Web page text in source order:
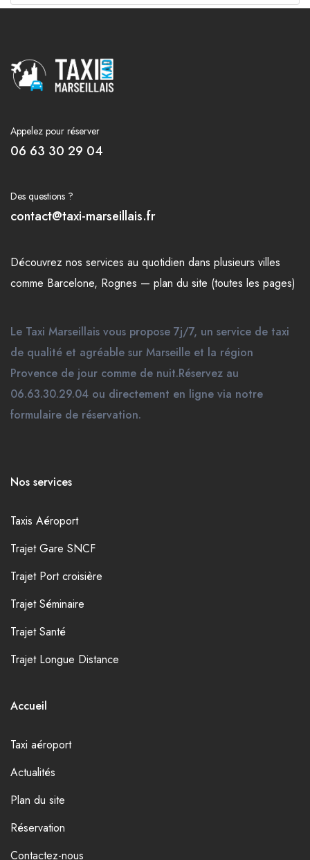
Appelez pour réserver
06 63 30 29 04
Des questions ?
contact@taxi-marseillais.fr
Découvrez nos services au quotidien dans plusieurs villes
comme Barcelone, Rognes — plan du site (toutes les pages)
Le Taxi Marseillais vous propose 7j/7, un service de taxi
de qualité et agréable sur Marseille et la région
Provence de jour comme de nuit.Réservez au
06.63.30.29.04 ou directement en ligne via notre
formulaire de réservation.
Nos services
Taxis Aéroport
Trajet Gare SNCF
Trajet Port croisière
Trajet Séminaire
Trajet Santé
Trajet Longue Distance
Accueil
Taxi aéroport
Actualités
Plan du site
Réservation
Contactez-nous